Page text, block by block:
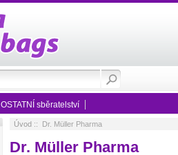
OSTATNÍ sběratelství
Úvod :: Dr. Müller Pharma
Dr. Müller Pharma